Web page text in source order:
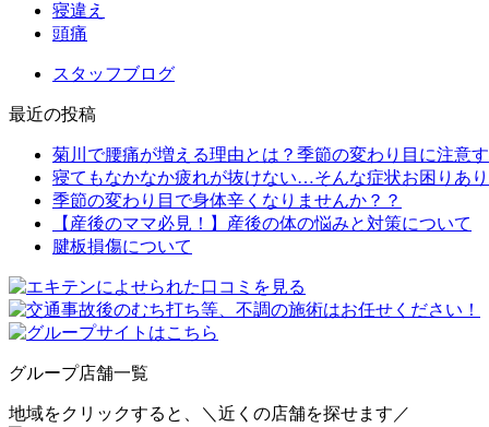
寝違え
頭痛
スタッフブログ
最近の投稿
菊川で腰痛が増える理由とは？季節の変わり目に注意
寝てもなかなか疲れが抜けない…そんな症状お困りあり
季節の変わり目で身体辛くなりませんか？？
【産後のママ必見！】産後の体の悩みと対策について
腱板損傷について
グループ店舗一覧
地域をクリックすると、 ＼近くの店舗を探せます／